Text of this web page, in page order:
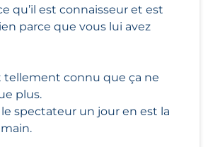
qu’il est connaisseur et est
parce que vous lui avez
tellement connu que ça ne
plus.
spectateur un jour en est la